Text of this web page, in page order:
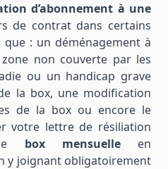
d’abonnement à une
de contrat dans certains
: un déménagement à
non couverte par les
ou un handicap grave
la box, une modification
de la box ou encore le
votre lettre de résiliation
box mensuelleen
y joignant obligatoirement